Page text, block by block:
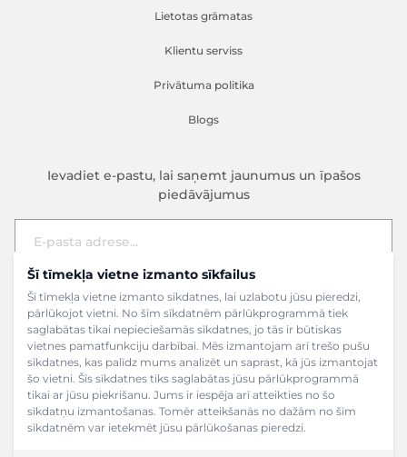
Šī tīmekļa vietne izmanto sīkfailus
Šī tīmekļa vietne izmanto sīkdatnes, lai uzlabotu jūsu pieredzi,
pārlūkojot vietni. No šīm sīkdatnēm pārlūkprogrammā tiek
saglabātas tikai nepieciešamās sīkdatnes, jo tās ir būtiskas
vietnes pamatfunkciju darbībai. Mēs izmantojam arī trešo pušu
sīkdatnes, kas palīdz mums analizēt un saprast, kā jūs izmantojat
šo vietni. Šīs sīkdatnes tiks saglabātas jūsu pārlūkprogrammā
tikai ar jūsu piekrišanu. Jums ir iespēja arī atteikties no šo
sīkdatņu izmantošanas. Tomēr atteikšanās no dažām no šīm
sīkdatnēm var ietekmēt jūsu pārlūkošanas pieredzi.
Lietotas grāmatas
Klientu serviss
Privātuma politika
Blogs
Ievadiet e-pastu, lai saņemt jaunumus un īpašos
piedāvājumus
E-pasta adrese
Pieteikties